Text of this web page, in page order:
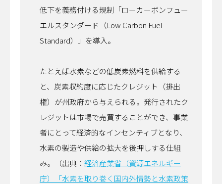
低下を義務付ける規制「ローカーボンフュー
エルスタンダード（Low Carbon Fuel
Standard）」を導入。
たとえば水素などの低炭素燃料を供給する
と、炭素収約度に応じたクレジット（排出
権）が州政府から与えられる。発行されたク
レジットは市場で売買することができ、事業
者にとって経済的なインセンティブとなり、
水素の製造や供給の拡大を後押しする仕組
み。（出典： 経済産業省（資源エネルギー
庁）「水素を取り巻く国内外情勢と水素政策